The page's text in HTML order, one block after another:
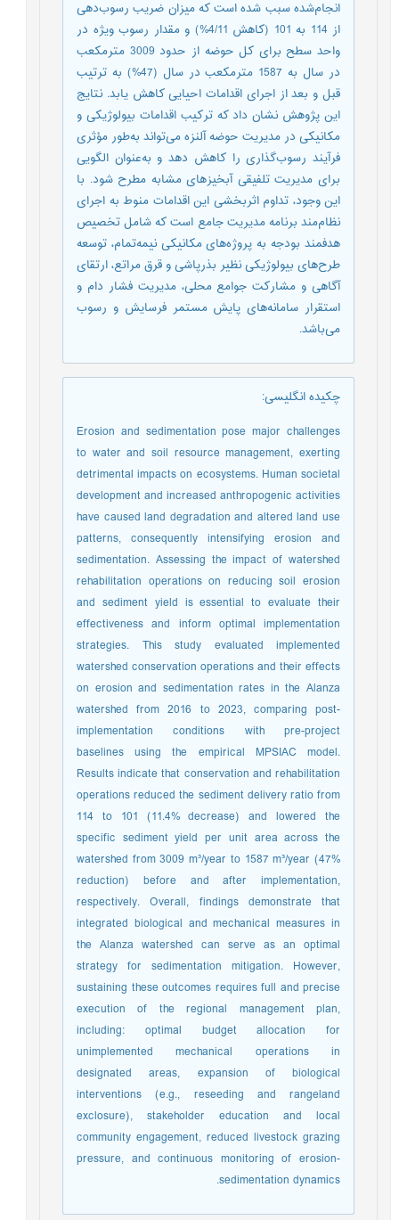
انجام‌شده سبب شده است که میزان ضریب رسوب‌دهی
از 114 به 101 (کاهش 4/11%) و مقدار رسوب ویژه در
واحد سطح برای کل حوضه از حدود 3009 مترمکعب
در سال به 1587 مترمکعب در سال (47%) به ترتیب
قبل و بعد از اجرای اقدامات احیایی کاهش یابد. نتایج
این پژوهش نشان داد که ترکیب اقدامات بیولوژیکی و
مکانیکی در مدیریت حوضه آلنزه می‌تواند به‌طور مؤثری
فرآیند رسوب‌گذاری را کاهش دهد و به‌عنوان الگویی
برای مدیریت تلفیقی آبخیزهای مشابه مطرح شود. با
این وجود، تداوم اثربخشی این اقدامات منوط به اجرای
نظام‌مند برنامه مدیریت جامع است که شامل تخصیص
هدفمند بودجه به پروژه‌های مکانیکی نیمه‌تمام، توسعه
طرح‌های بیولوژیکی نظیر بذرپاشی و قرق مراتع، ارتقای
آگاهی و مشارکت جوامع محلی، مدیریت فشار دام و
استقرار سامانه‌های پایش مستمر فرسایش و رسوب
می‌باشد.
چکیده انگلیسی:
Erosion and sedimentation pose major challenges
to water and soil resource management, exerting
detrimental impacts on ecosystems. Human societal
development and increased anthropogenic activities
have caused land degradation and altered land use
patterns, consequently intensifying erosion and
sedimentation. Assessing the impact of watershed
rehabilitation operations on reducing soil erosion
and sediment yield is essential to evaluate their
effectiveness and inform optimal implementation
strategies. This study evaluated implemented
watershed conservation operations and their effects
on erosion and sedimentation rates in the Alanza
watershed from 2016 to 2023, comparing post-
implementation conditions with pre-project
baselines using the empirical MPSIAC model.
Results indicate that conservation and rehabilitation
operations reduced the sediment delivery ratio from
114 to 101 (11.4% decrease) and lowered the
specific sediment yield per unit area across the
watershed from 3009 m³/year to 1587 m³/year (47%
reduction) before and after implementation,
respectively. Overall, findings demonstrate that
integrated biological and mechanical measures in
the Alanza watershed can serve as an optimal
strategy for sedimentation mitigation. However,
sustaining these outcomes requires full and precise
execution of the regional management plan,
including: optimal budget allocation for
unimplemented mechanical operations in
designated areas, expansion of biological
interventions (e.g., reseeding and rangeland
exclosure), stakeholder education and local
community engagement, reduced livestock grazing
pressure, and continuous monitoring of erosion-
sedimentation dynamics.